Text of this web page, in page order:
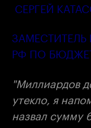
СЕРГЕЙ
ЗАМЕСТИТЕЛЬ
РФ ПО
"Миллиардов
утекло, я
назвал сумму